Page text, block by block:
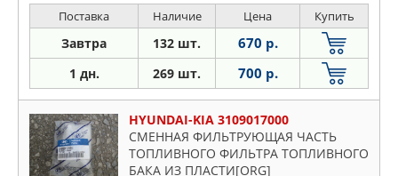
Поставка Наличие Цена Купить
Завтра 132 шт. 670 р.
1 дн. 269 шт. 700 р.
HYUNDAI-KIA 3109017000
СМЕННАЯ ФИЛЬТРУЮЩАЯ ЧАСТЬ
ТОПЛИВНОГО ФИЛЬТРА ТОПЛИВНОГО
БАКА ИЗ ПЛАСТИ[ORG]